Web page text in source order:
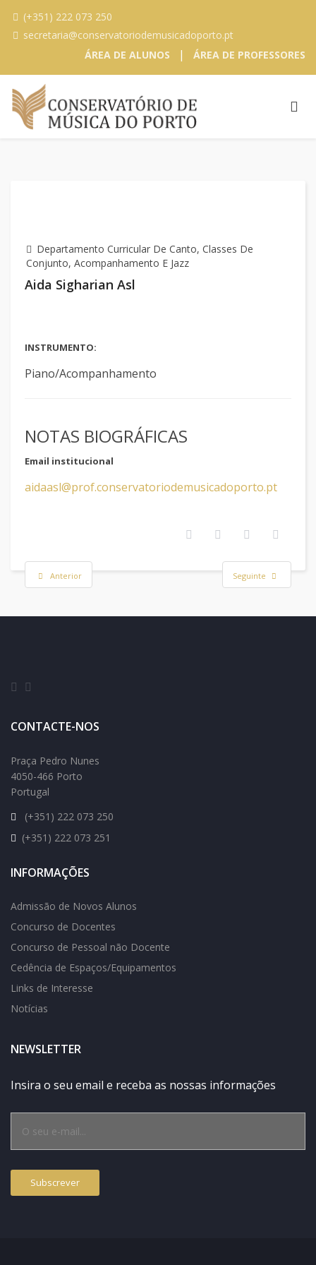
(+351) 222 073 250
secretaria@conservatoriodemusicadoporto.pt
ÁREA DE ALUNOS
| ÁREA DE PROFESSORES
Departamento Curricular De Canto, Classes De
Conjunto, Acompanhamento E Jazz
Aida Sigharian Asl
INSTRUMENTO:
Piano/Acompanhamento
NOTAS BIOGRÁFICAS
Email institucional
aidaasl@prof.conservatoriodemusicadoporto.pt
Anterior Seguinte
CONTACTE-NOS
Praça Pedro Nunes
4050-466 Porto
Portugal
(+351) 222 073 250
(+351) 222 073 251
INFORMAÇÕES
Admissão de Novos Alunos
Concurso de Docentes
Concurso de Pessoal não Docente
Cedência de Espaços/Equipamentos
Links de Interesse
Notícias
NEWSLETTER
Insira o seu email e receba as nossas informações